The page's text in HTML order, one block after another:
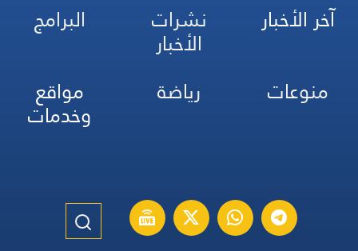
آخر الأخبار نشرات
الأخبار
البرامج
منوعات
رياضة مواقع
وخدمات